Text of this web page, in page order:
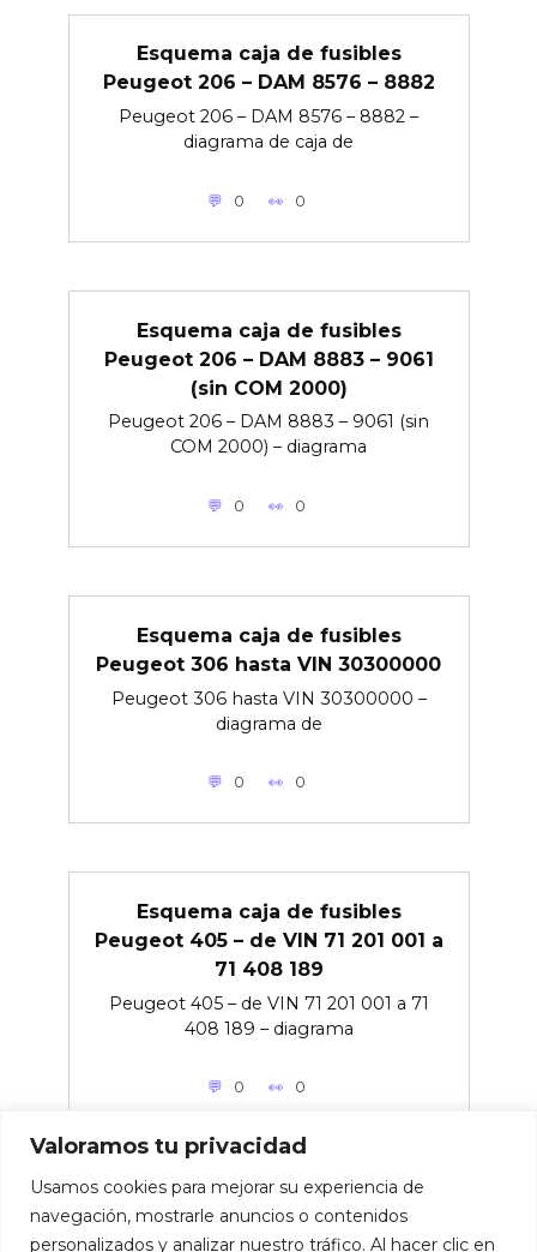
Valoramos tu privacidad
Usamos cookies para mejorar su experiencia de
navegación, mostrarle anuncios o contenidos
personalizados y analizar nuestro tráfico. Al hacer clic en
Esquema caja de fusibles
Peugeot 206 – DAM 8576 – 8882
Peugeot 206 – DAM 8576 – 8882 –
diagrama de caja de
0 0
Esquema caja de fusibles
Peugeot 206 – DAM 8883 – 9061
(sin COM 2000)
Peugeot 206 – DAM 8883 – 9061 (sin
COM 2000) – diagrama
0 0
Esquema caja de fusibles
Peugeot 306 hasta VIN 30300000
Peugeot 306 hasta VIN 30300000 –
diagrama de
0 0
Esquema caja de fusibles
Peugeot 405 – de VIN 71 201 001 a
71 408 189
Peugeot 405 – de VIN 71 201 001 a 71
408 189 – diagrama
0 0